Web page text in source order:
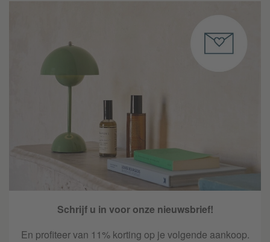
Schrijf u in voor onze nieuwsbrief!
En profiteer van 11% korting op je volgende aankoop.